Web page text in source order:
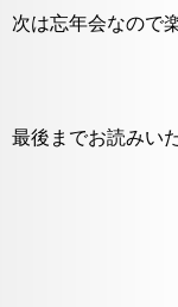
次は忘年会なので
最後までお読みい